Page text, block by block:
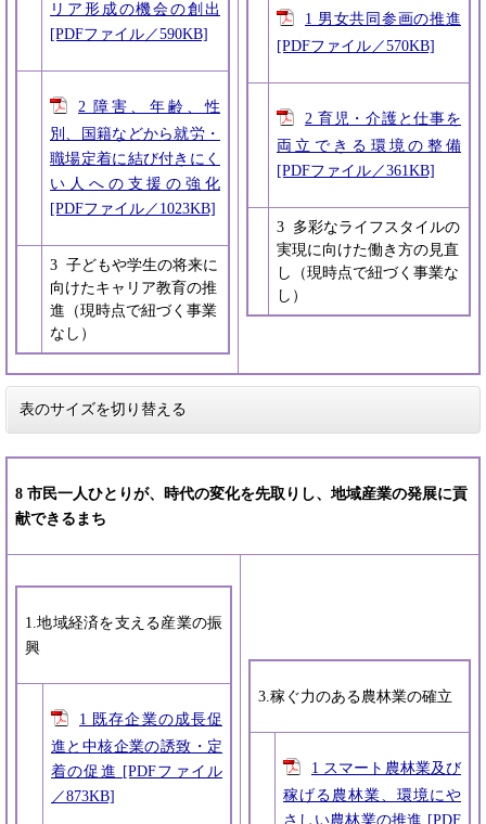
リア形成の機会の創出
[PDFファイル／590KB]
2 障害、年齢、性
別、国籍などから就労・
職場定着に結び付きにく
い人への支援の強化
[PDFファイル／1023KB]
3 子どもや学生の将来に
向けたキャリア教育の推
進（現時点で紐づく事業
なし）
1 男女共同参画の推進
[PDFファイル／570KB]
2 育児・介護と仕事を
両立できる環境の整備
[PDFファイル／361KB]
3 多彩なライフスタイルの
実現に向けた働き方の見直
し（現時点で紐づく事業な
し）
表のサイズを切り替える
8 市民一人ひとりが、時代の変化を先取りし、地域産業の発展に貢
献できるまち
1.地域経済を支える産業の振
興
1 既存企業の成長促
進と中核企業の誘致・定
着の促進 [PDFファイル
／873KB]
3.稼ぐ力のある農林業の確立
1 スマート農林業及び
稼げる農林業、環境にや
さしい農林業の推進 [PDF